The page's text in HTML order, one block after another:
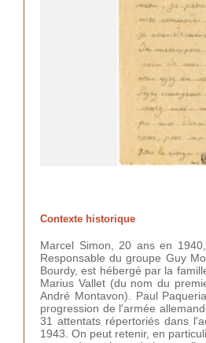
Contexte historique
Marcel Simon, 20 ans en
Responsable du groupe Guy
Bourdy, est hébergé par la
Marius Vallet (du nom du
André Montavon). Paul
progression de l'armée
31 attentats répertoriés dans
1943. On peut retenir, en